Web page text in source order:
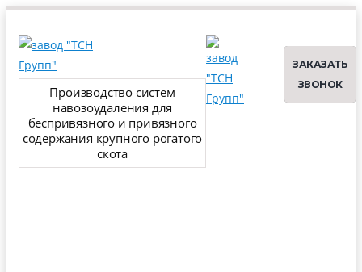
Производство систем
навозоудаления для
беспривязного и привязного
содержания крупного рогатого
скота
ЗАКАЗАТЬ
ЗВОНОК